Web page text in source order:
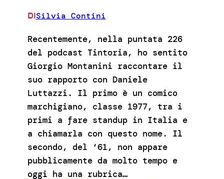
DISilvia Contini
Recentemente, nella puntata 226
del podcast Tintoria, ho sentito
Giorgio Montanini raccontare il
suo rapporto con Daniele
Luttazzi. Il primo è un comico
marchigiano, classe 1977, tra i
primi a fare standup in Italia e
a chiamarla con questo nome. Il
secondo, del ‘61, non appare
pubblicamente da molto tempo e
oggi ha una rubrica…